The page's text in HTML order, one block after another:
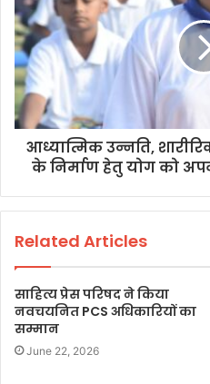
आध्यात्मिक उन्नति,
के निर्माण हेतु योग को
Related Articles
साहित्य प्रेस परिषद ने किया
नवचयनित PCS अधिकारियों का
सम्मान
June 22, 2026